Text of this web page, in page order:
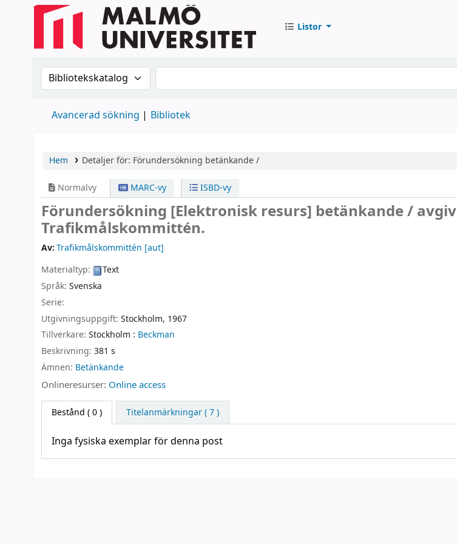
Listor
Sök i katalogen efter:Sök i katalogen
Avancerad sökning Bibliotek
Hem Detaljer för: Förundersökning betänkande /
Normalvy MARC-vy ISBD-vy
Förundersökning [Elektronisk resurs] betänkande /
Trafikmålskommittén.
Av:Trafikmålskommittén [aut]
Materialtyp:
Text
Språk: Svenska
Serie:
Utgivningsuppgift: Stockholm, 1967
Tillverkare: Stockholm : Beckman
Beskrivning: 381 s
Ämnen: Betänkande
Onlineresurser: Online access
Bestånd ( 0 ) Titelanmärkningar ( 7 )
Inga fysiska exemplar för denna post